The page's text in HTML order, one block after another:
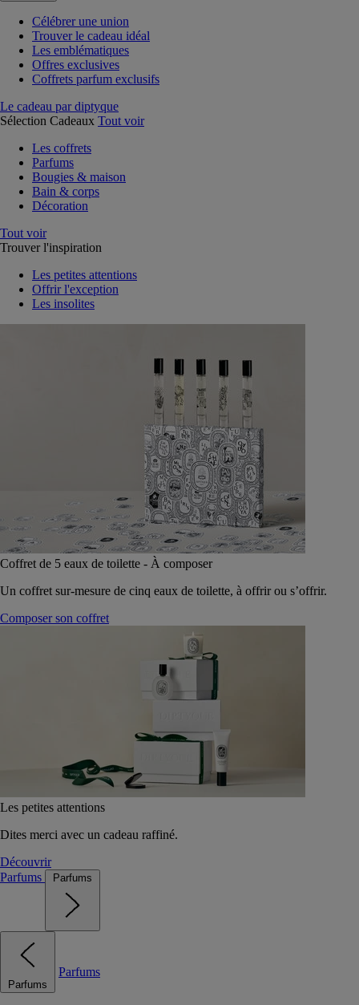
Célébrer une union
Trouver le cadeau idéal
Les emblématiques
Offres exclusives
Coffrets parfum exclusifs
Le cadeau par diptyque
Sélection Cadeaux Tout voir
Les coffrets
Parfums
Bougies & maison
Bain & corps
Décoration
Tout voir
Trouver l'inspiration
Les petites attentions
Offrir l'exception
Les insolites
Coffret de 5 eaux de toilette - À composer
Un coffret sur-mesure de cinq eaux de toilette, à offrir ou s’offrir.
Composer son coffret
Les petites attentions
Dites merci avec un cadeau raffiné.
Découvrir
Parfums
Parfums
Parfums
Parfums